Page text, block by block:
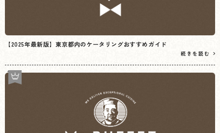
【2025年最新版】東京都内のケータリングおすすめガイド
続きを読む